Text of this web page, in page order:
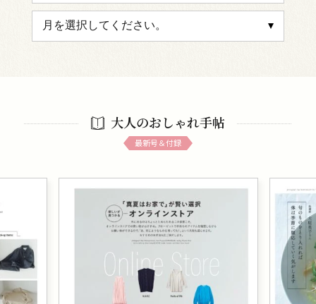
大人のおしゃれ手帖
最新号＆付録